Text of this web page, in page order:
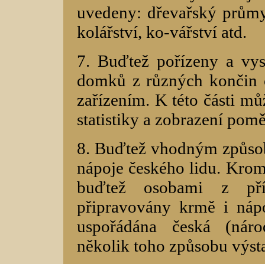
uvedeny: dřevařský
kolářství, ko-vářství atd.
7. Buďtež pořízeny a
domků z různých končin
zařízením. K této části
statistiky a zobrazení
8. Buďtež vhodným
nápoje českého lidu.
buďtež osobami z
připravovány krmě i
uspořádána česká
několik toho způsobu